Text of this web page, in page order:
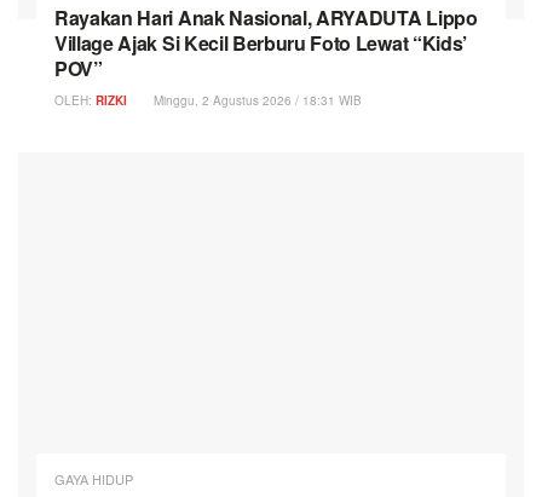
Rayakan Hari Anak Nasional, ARYADUTA Lippo
Village Ajak Si Kecil Berburu Foto Lewat “Kids’
POV”
OLEH: RIZKI Minggu, 2 Agustus 2026 / 18:31 WIB
GAYA HIDUP